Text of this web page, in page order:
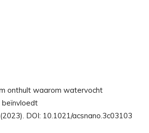
(2023). DOI: 10.1021/acsnano.3c03103